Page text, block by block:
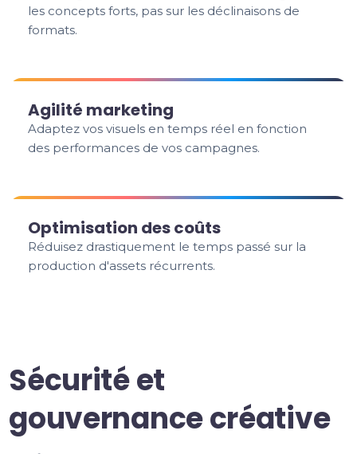
les concepts forts, pas sur les déclinaisons de
formats.
Agilité marketing
Adaptez vos visuels en temps réel en fonction
des performances de vos campagnes.
Optimisation des coûts
Réduisez drastiquement le temps passé sur la
production d'assets récurrents.
Sécurité et
gouvernance créative